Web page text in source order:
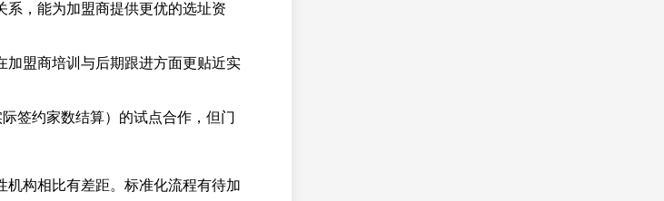
系，能为加盟商提供更优的选址资
加盟商培训与后期跟进方面更贴近实
签约家数结算）的试点合作，但门
构相比有差距。标准化流程有待加